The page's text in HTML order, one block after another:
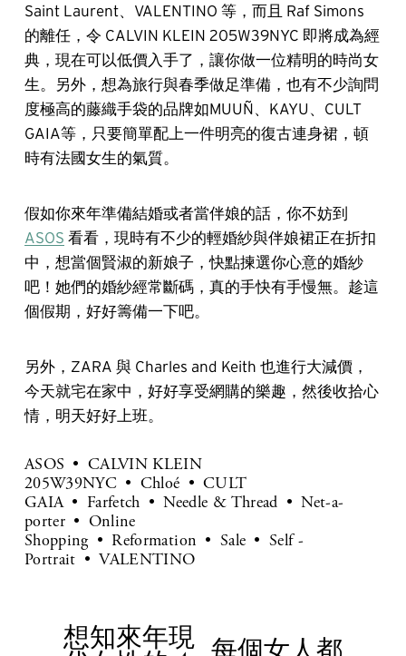
Saint Laurent、VALENTINO 等，而且 Raf Simons
的離任，令 CALVIN KLEIN 205W39NYC 即將成為經
典，現在可以低價入手了，讓你做一位精明的時尚女
生。另外，想為旅行與春季做足準備，也有不少詢問
度極高的藤織手袋的品牌如MUUÑ、KAYU、CULT
GAIA等，只要簡單配上一件明亮的復古連身裙，頓
時有法國女生的氣質。
假如你來年準備結婚或者當伴娘的話，你不妨到
ASOS 看看，現時有不少的輕婚紗與伴娘裙正在折扣
中，想當個賢淑的新娘子，快點揀選你心意的婚紗
吧！她們的婚紗經常斷碼，真的手快有手慢無。趁這
個假期，好好籌備一下吧。
另外，ZARA 與 Charles and Keith 也進行大減價，
今天就宅在家中，好好享受網購的樂趣，然後收拾心
情，明天好好上班。
ASOS
CALVIN KLEIN
205W39NYC
Chloé
CULT
GAIA
Farfetch Needle & Thread
Net-a-
porter
Online
Shopping
Reformation Sale
Self -
Portrait
VALENTINO
P
想知來年現
N每個女人都